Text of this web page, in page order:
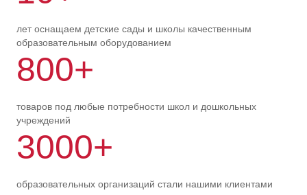
лет оснащаем детские сады и школы качественным
образовательным оборудованием
800+
товаров под любые потребности школ и дошкольных
учреждений
3000+
образовательных организаций стали нашими клиентами